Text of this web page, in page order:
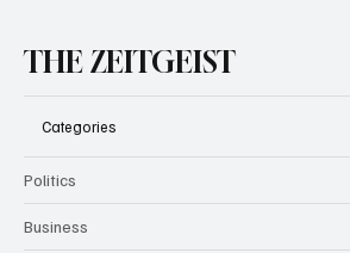
THE ZEITGEIST
Categories
Politics
Business